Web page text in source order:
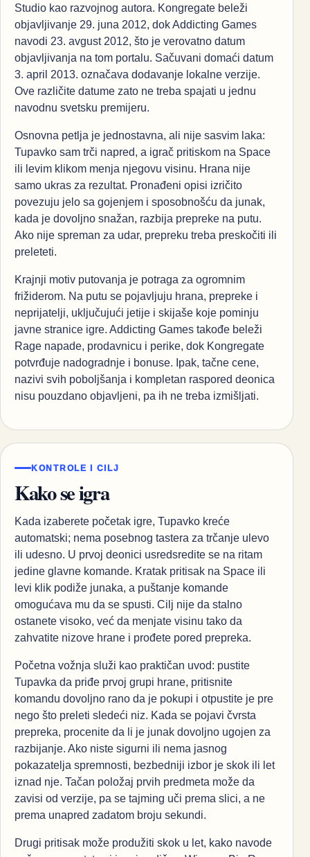
Studio kao razvojnog autora. Kongregate beleži
objavljivanje 29. juna 2012, dok Addicting Games
navodi 23. avgust 2012, što je verovatno datum
objavljivanja na tom portalu. Sačuvani domaći datum
3. april 2013. označava dodavanje lokalne verzije.
Ove različite datume zato ne treba spajati u jednu
navodnu svetsku premijeru.
Osnovna petlja je jednostavna, ali nije sasvim laka:
Tupavko sam trči napred, a igrač pritiskom na Space
ili levim klikom menja njegovu visinu. Hrana nije
samo ukras za rezultat. Pronađeni opisi izričito
povezuju jelo sa gojenjem i sposobnošću da junak,
kada je dovoljno snažan, razbija prepreke na putu.
Ako nije spreman za udar, prepreku treba preskočiti ili
preleteti.
Krajnji motiv putovanja je potraga za ogromnim
frižiderom. Na putu se pojavljuju hrana, prepreke i
neprijatelji, uključujući jetije i skijaše koje pominju
javne stranice igre. Addicting Games takođe beleži
Rage napade, prodavnicu i perike, dok Kongregate
potvrđuje nadogradnje i bonuse. Ipak, tačne cene,
nazivi svih poboljšanja i kompletan raspored deonica
nisu pouzdano objavljeni, pa ih ne treba izmišljati.
KONTROLE I CILJ
Kako se igra
Kada izaberete početak igre, Tupavko kreće
automatski; nema posebnog tastera za trčanje ulevo
ili udesno. U prvoj deonici usredsredite se na ritam
jedine glavne komande. Kratak pritisak na Space ili
levi klik podiže junaka, a puštanje komande
omogućava mu da se spusti. Cilj nije da stalno
ostanete visoko, već da menjate visinu tako da
zahvatite nizove hrane i prođete pored prepreka.
Početna vožnja služi kao praktičan uvod: pustite
Tupavka da priđe prvoj grupi hrane, pritisnite
komandu dovoljno rano da je pokupi i otpustite je pre
nego što preleti sledeći niz. Kada se pojavi čvrsta
prepreka, procenite da li je junak dovoljno ugojen za
razbijanje. Ako niste sigurni ili nema jasnog
pokazatelja spremnosti, bezbedniji izbor je skok ili let
iznad nje. Tačan položaj prvih predmeta može da
zavisi od verzije, pa se tajming uči prema slici, a ne
prema unapred zadatom broju sekundi.
Drugi pritisak može produžiti skok u let, kako navode